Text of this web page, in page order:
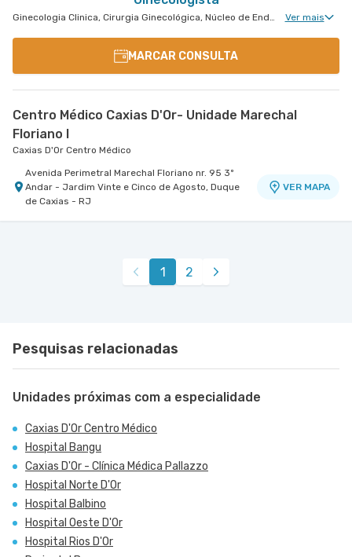
Ginecologia Clinica, Cirurgia Ginecológica, Núcleo de Endometriose, Cirurgia Oncológica Ginecológica, Ginecologia Videohisteroscopia Ver mais
MARCAR CONSULTA
Centro Médico Caxias D'Or- Unidade Marechal
Floriano I
Caxias D'Or Centro Médico
Avenida Perimetral Marechal Floriano nr. 95 3º
Andar - Jardim Vinte e Cinco de Agosto, Duque
de Caxias - RJ
VER MAPA
1 2
Pesquisas relacionadas
Unidades próximas com a especialidade
Caxias D'Or Centro Médico
Hospital Bangu
Caxias D'Or - Clínica Médica Pallazzo
Hospital Norte D'Or
Hospital Balbino
Hospital Oeste D'Or
Hospital Rios D'Or